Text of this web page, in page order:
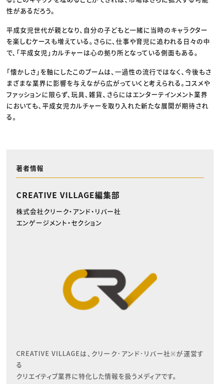
性があるだろう。
平成女児世代が親となり、自分の子どもと一緒に当時のキャラクター
を楽しむケースも増えている。さらに、仕事や育児に追われる日々の中
で、「平成女児」カルチャーは心の拠り所となっている側面もある。
「懐かしさ」を軸にしたこのブームは、一過性の流行ではなく、今後もさ
まざまな業界に影響を与えながら広がっていくと考えられる。コスメや
ファッションに限らず、玩具、雑貨、さらにはエンターテインメント業界
においても、平成女児カルチャーを取り入れた新たな展開が期待され
る。
著者情報
CREATIVE VILLAGE編集部
株式会社クリーク・アンド・リバー社
エンゲージメント・セクション
CREATIVE VILLAGEは、クリーク･アンド･リバー社※が運営す
る
クリエイティブ業界に特化した情報を扱うメディアです。